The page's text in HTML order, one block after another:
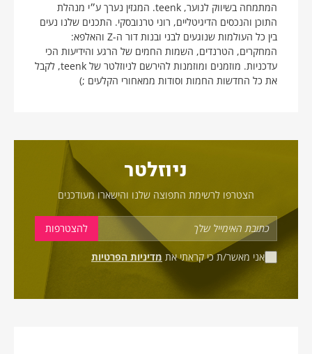
המתמחה בשיווק לנוער, teenk. המגזין נערך ע״י מנהלת
התוכן והנכסים הדיגיטליים, רוני טרנובסקי. התכנים שלנו נעים
בין כל העולמות שנוגעים לבני ובנות דור ה-Z והאלפא:
המחקרים, הטרנדים, השמות החמים של הרגע והידיעות הכי
עדכניות. מוזמנים ומוזמנות להירשם לניוזלטר של teenk, לקבל
את כל החדשות החמות וסודות ממאחורי הקלעים ;)
ניוזלטר
הצטרפו לרשימת התפוצה שלנו והישארו מעודכנים
אני מאשר/ת כי קראתי את מדיניות הפרטיות